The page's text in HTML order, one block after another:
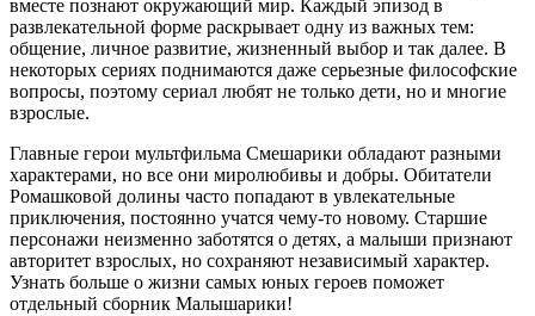
вместе познают окружающий мир. Каждый эпизод в
развлекательной форме раскрывает одну из важных тем:
общение, личное развитие, жизненный выбор и так далее. В
некоторых сериях поднимаются даже серьезные философские
вопросы, поэтому сериал любят не только дети, но и многие
взрослые.
Главные герои мультфильма Смешарики обладают разными
характерами, но все они миролюбивы и добры. Обитатели
Ромашковой долины часто попадают в увлекательные
приключения, постоянно учатся чему-то новому. Старшие
персонажи неизменно заботятся о детях, а малыши признают
авторитет взрослых, но сохраняют независимый характер.
Узнать больше о жизни самых юных героев поможет
отдельный сборник Малышарики!